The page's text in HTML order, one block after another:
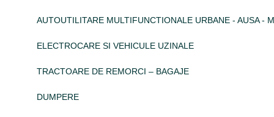
AUTOUTILITARE MULTIFUNCTIONALE URBANE - AUSA -
ELECTROCARE SI VEHICULE UZINALE
TRACTOARE DE REMORCI – BAGAJE
DUMPERE